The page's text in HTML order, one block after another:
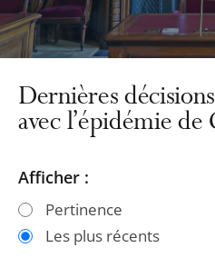
Dernières
avec l’épidémie
Passer
les
filtres
Passer
les
filtres
Afficher :
Pertinence
Les plus récents